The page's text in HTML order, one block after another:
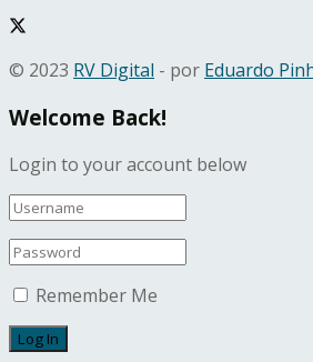
© 2023 RV Digital - por Eduardo
Welcome Back!
Login to your account below
Remember Me